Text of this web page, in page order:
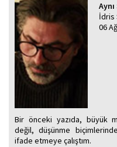
İdris
06
Bir önceki yazıda, büyük
değil, düşünme
ifade etmeye çalıştım.